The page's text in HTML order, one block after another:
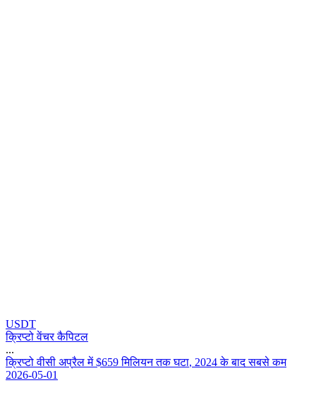
USDT
क्रिप्टो वेंचर कैपिटल
...
कपट वस अपरल म $659 मलयन तक घट, 2024 क बद सबस कम
2026-05-01